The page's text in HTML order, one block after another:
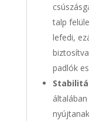
talp
lefedi,
padlók